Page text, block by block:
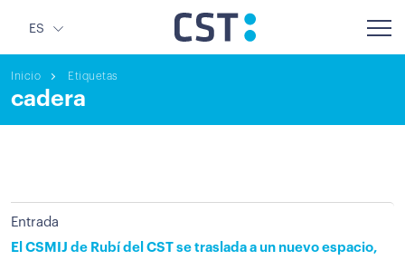
ES
Inicio Etiquetas
cadera
Entrada
El CSMIJ de Rubí del CST se traslada a un nuevo espacio,